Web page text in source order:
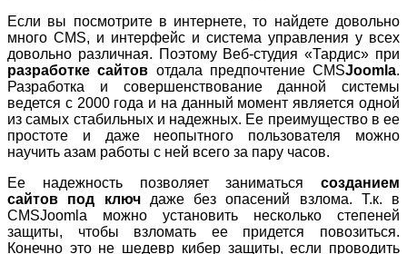
Если вы посмотрите в интернете, то найдете довольно
много CMS, и интерфейс и система управления у всех
довольно различная. Поэтому Веб-студия «Тардис» при
разработке сайтов отдала предпочтение CMSJoomla.
Разработка и совершенствование данной системы
ведется с 2000 года и на данный момент является одной
из самых стабильных и надежных. Ее преимущество в ее
простоте и даже неопытного пользователя можно
научить азам работы с ней всего за пару часов.
Ее надежность позволяет заниматься созданием
сайтов под ключдаже без опасений взлома. Т.к. в
CMSJoomla можно установить несколько степеней
защиты, чтобы взломать ее придется повозиться.
Конечно это не шедевр кибер защиты, если проводить